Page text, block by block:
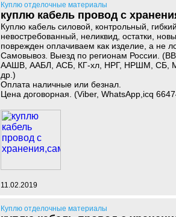
Куплю отделочные материалы
куплю кабель провод с
Куплю кабель силовой, контрольный,
невостребованный, неликвид, остатки,
поврежден оплачиваем как изделие, а не
Самовывоз. Выезд по регионам России.
ААШВ, ААБЛ, АСБ, КГ-хл, НРГ, НРШМ, СБ,
др.)
Оплата наличные или безнал.
Цена договорная. (Viber, WhatsApp,icq
11.02.2019
Куплю отделочные материалы